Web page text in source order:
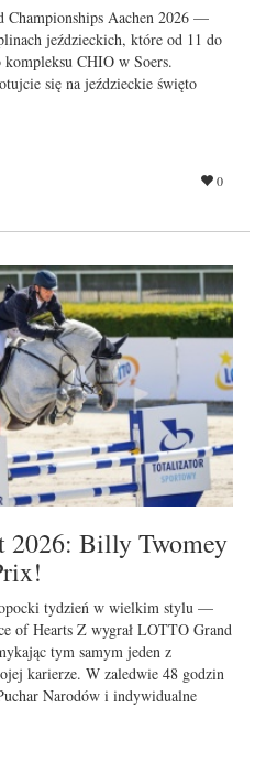
Championships Aachen 2026 —
jeździeckich, które od 11 do
kompleksu CHIO w Soers.
się na jeździeckie święto
0
2026: Billy Twomey
tydzień w wielkim stylu —
of Hearts Z wygrał LOTTO Grand
tym samym jeden z
karierze. W zaledwie 48 godzin
Narodów i indywidualne